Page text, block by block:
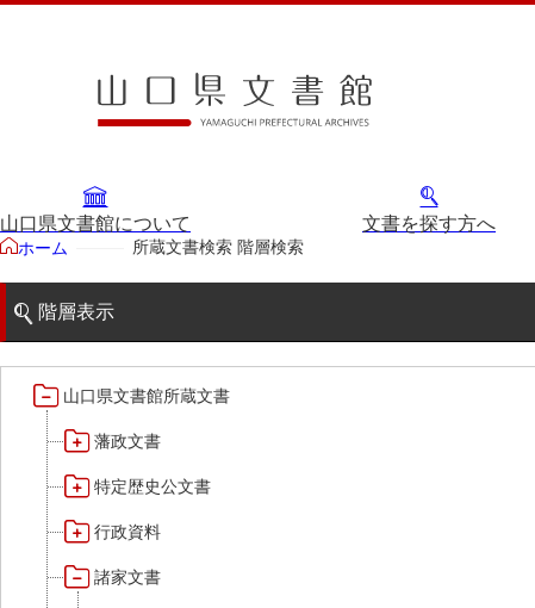
山口県文書館について 文書を探す方へ
ホーム 所蔵文書検索 階層検索
階層表示
山口県文書館所蔵文書
藩政文書
特定歴史公文書
行政資料
諸家文書